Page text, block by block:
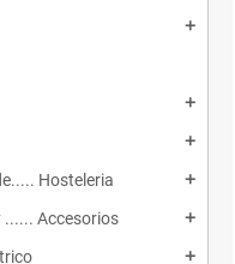
add
add
add
Hosteleria add
Accesorios add
add